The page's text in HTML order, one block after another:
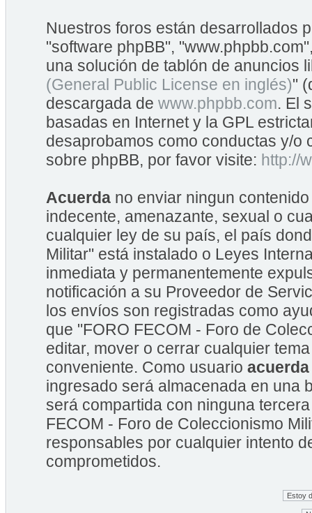
Nuestros foros están desarrollados
"software phpBB",
una solución de tablón de anuncios
(General Public License en inglés)"
descargada de www.phpbb.com. El
basadas en Internet y la GPL
desaprobamos como conductas y/o
sobre phpBB, por favor visite: http://
Acuerda no enviar ningun
indecente, amenazante, sexual o
cualquier ley de su país, el país
Militar" está instalado o Leyes
inmediata y permanentemente
notificación a su Proveedor de
los envíos son registradas como
que "FORO FECOM - Foro de
editar, mover o cerrar cualquier
conveniente. Como usuario acuerda
ingresado será almacenada en una
será compartida con ninguna
FECOM - Foro de Coleccionismo
responsables por cualquier intento
comprometidos.